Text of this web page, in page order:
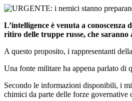
L’intelligence è venuta a
ritiro delle truppe russe, che
A questo proposito, i rappresentanti
Una fonte militare ha appena parlato di
Secondo le informazioni disponibili, i
chimici da parte delle forze